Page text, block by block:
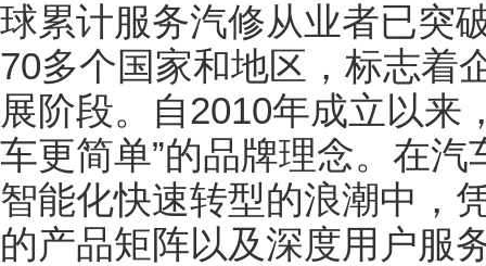
球累计服务汽修从业者已突
70多个国家和地区，标志着
展阶段。自2010年成立以来
车更简单”的品牌理念。在
智能化快速转型的浪潮中，
的产品矩阵以及深度用户服